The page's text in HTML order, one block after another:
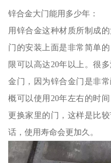
锌合金大门能用多少年：
用锌合金这种材质所制成
门的安装上面是非常简单
限可以高达20年以上。很
金门，因为锌合金门是非
概可以使用20年左右的时
更换家里的门，这样是比
话，使用寿命会更加久。